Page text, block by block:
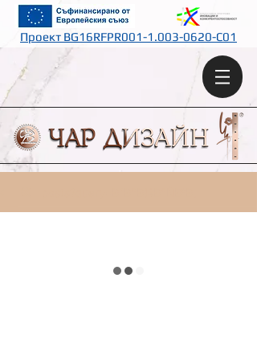
Проект BG16RFPR001-1.003-0620-C01